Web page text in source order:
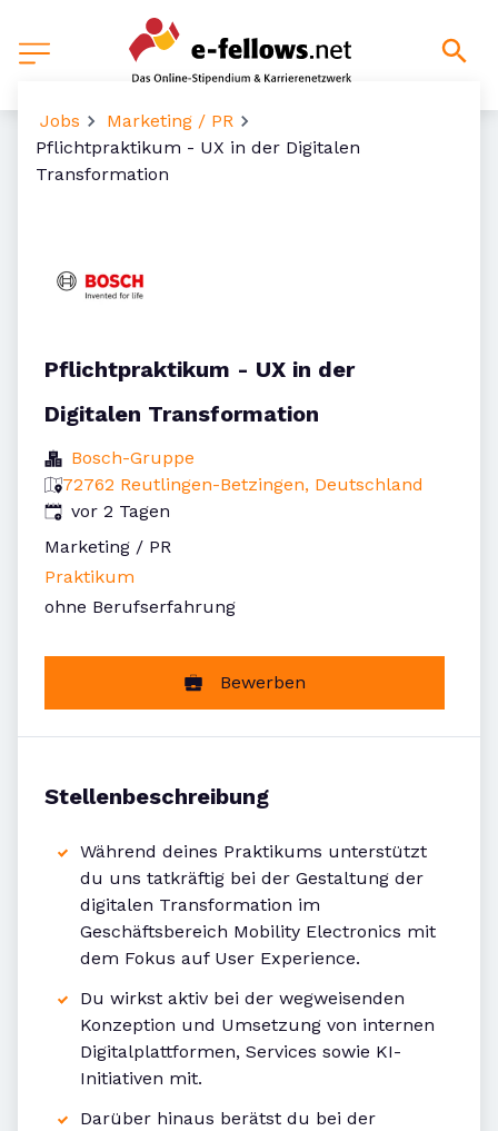
Jobs
Marketing / PR
Pflichtpraktikum - UX in der Digitalen
Transformation
Pflichtpraktikum - UX in der
Digitalen Transformation
Bosch-Gruppe
72762 Reutlingen-Betzingen, Deutschland
Veröffentlicht:
vor 2 Tagen
Marketing / PR
Praktikum
ohne Berufserfahrung
Bewerben
Stellenbeschreibung
Während deines Praktikums unterstützt
du uns tatkräftig bei der Gestaltung der
digitalen Transformation im
Geschäftsbereich Mobility Electronics mit
dem Fokus auf User Experience.
Du wirkst aktiv bei der wegweisenden
Konzeption und Umsetzung von internen
Digitalplattformen, Services sowie KI-
Initiativen mit.
Darüber hinaus berätst du bei der